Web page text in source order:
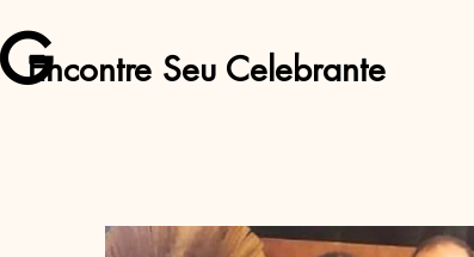
Encontre Seu Celebrante